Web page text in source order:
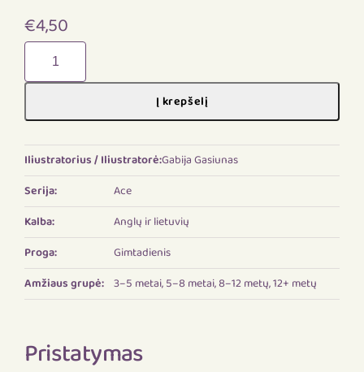
€4,50
produkto
kiekis:
Gimtadienio
Į krepšelį
Iliustratorius / Iliustratorė:Gabija Gasiunas
Serija:
Ace
Kalba:
Anglų ir lietuvių
Proga:
Gimtadienis
Amžiaus grupė: 3–5 metai, 5–8 metai, 8–12 metų, 12+ metų
Pristatymas